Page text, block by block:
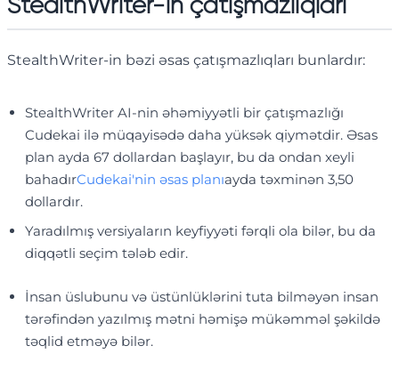
StealthWriter-in bəzi əsas çatışmazlıqları bunlardır:
StealthWriter AI-nin əhəmiyyətli bir çatışmazlığı
Cudekai ilə müqayisədə daha yüksək qiymətdir. Əsas
plan ayda 67 dollardan başlayır, bu da ondan xeyli
bahadırCudekai'nin əsas planıayda təxminən 3,50
dollardır.
Yaradılmış versiyaların keyfiyyəti fərqli ola bilər, bu da
diqqətli seçim tələb edir.
İnsan üslubunu və üstünlüklərini tuta bilməyən insan
tərəfindən yazılmış mətni həmişə mükəmməl şəkildə
təqlid etməyə bilər.